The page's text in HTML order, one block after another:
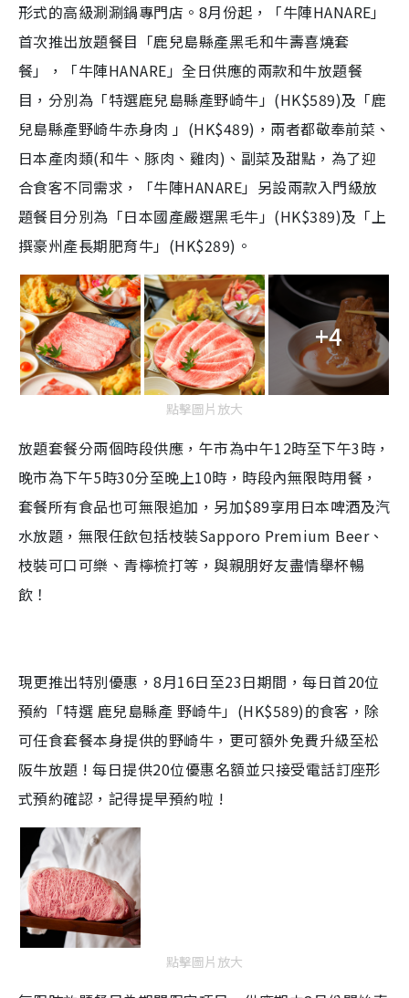
形式的高級涮涮鍋專門店。8月份起，「牛陣HANARE」
首次推出放題餐目「鹿兒島縣產黑毛和牛壽喜燒套
餐」，「牛陣HANARE」全日供應的兩款和牛放題餐
目，分別為「特選鹿兒島縣產野崎牛」(HK$589)及「鹿
兒島縣產野崎牛赤身肉 」(HK$489)，兩者都敬奉前菜、
日本產肉類(和牛、豚肉、雞肉)、副菜及甜點，為了迎
合食客不同需求，「牛陣HANARE」另設兩款入門級放
題餐目分別為「日本國產嚴選黑毛牛」(HK$389)及「上
撰豪州產長期肥育牛」(HK$289)。
+4
點擊圖片放大
放題套餐分兩個時段供應，午市為中午12時至下午3時，
晚市為下午5時30分至晚上10時，時段內無限時用餐，
套餐所有食品也可無限追加，另加$89享用日本啤酒及汽
水放題，無限任飲包括枝裝Sapporo Premium Beer、
枝裝可口可樂、青檸梳打等，與親朋好友盡情舉杯暢
飲！
現更推出特別優惠，8月16日至23日期間，每日首20位
預約「特選 鹿兒島縣產 野崎牛」(HK$589)的食客，除
可任食套餐本身提供的野崎牛，更可額外免費升級至松
阪牛放題 ! 每日提供20位優惠名額並只接受電話訂座形
式預約確認，記得提早預約啦 !
點擊圖片放大